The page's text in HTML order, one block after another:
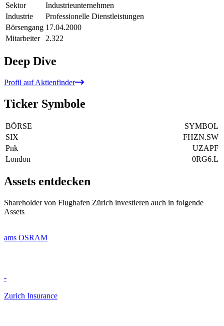
Sektor
Industrieunternehmen
Industrie
Professionelle Dienstleistungen
Börsengang 17.04.2000
Mitarbeiter
2.322
Deep Dive
Profil auf Aktienfinder
Ticker Symbole
BÖRSE
SYMBOL
SIX
FHZN.SW
Pnk
UZAPF
London
0RG6.L
Assets entdecken
Shareholder von Flughafen Zürich investieren auch in folgende
Assets
ams OSRAM
-
Zurich Insurance